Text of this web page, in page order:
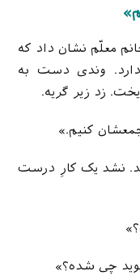
معلّم نشان داد که
وندی دست به
زد زیر گریه.
کنیم.»
نشد یک کارِ درست
چی شده؟»